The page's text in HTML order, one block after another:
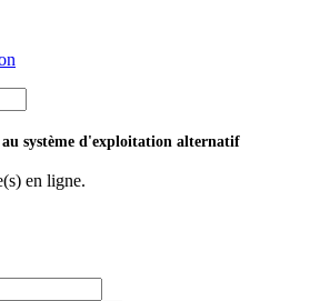
au système d'exploitation alternatif
en ligne.